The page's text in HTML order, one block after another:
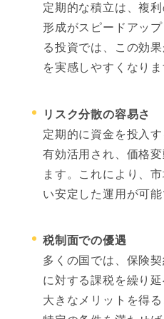
定期的な積立は、複
形成がスピードアッ
る投資では、この効
を実感しやすくなりま
リスク分散の容易さ
定期的に資金を投入
有効活用され、価格
ます。これにより、
い安定した運用が可能
税制面での優遇
多くの国では、保険
に対する課税を繰り
大きなメリットを得